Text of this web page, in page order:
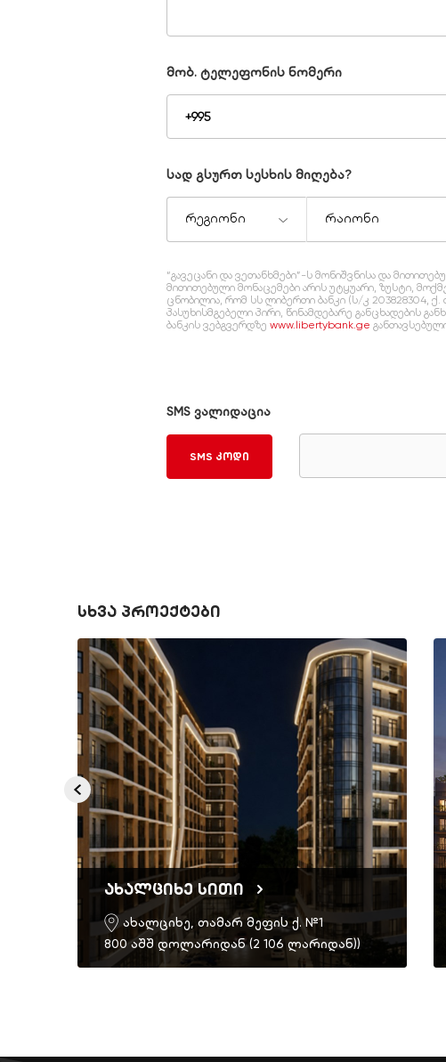
მობ. ტელეფონის ნომერი
სად გსურთ სესხის მიღება?
რეგიონი რაიონი
“გავეცანი და ვეთანხმები”-ს მონიშვნისა და
მითითებული მონაცემები არის უტყუარი, ზუსტი,
ცნობილია, რომ სს ლიბერთი ბანკი (ს/კ 203828304,
პასუხისმგებელი პირი, წინამდებარე განცხადების
ბანკის ვებგვერდზე www.libertybank.ge
SMS ვალიდაცია
SMS კოდი
სხვა პროექტები
ახალციხე სითი
ახალციხე, თამარ მეფის ქ. №1
800 აშშ დოლარიდან (2 106 ლარიდან))